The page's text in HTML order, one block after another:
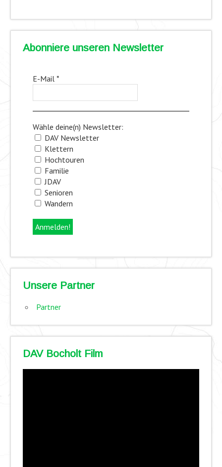
Abonniere unseren Newsletter
E-Mail *
Wähle deine(n) Newsletter:
DAV Newsletter
Klettern
Hochtouren
Familie
JDAV
Senioren
Wandern
Unsere Partner
Partner
DAV Bocholt Film